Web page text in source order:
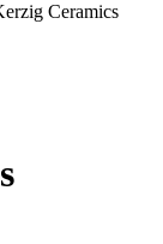
Ceramics